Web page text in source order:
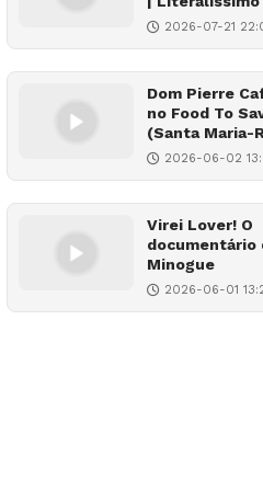
2026-07-21
Dom Pierre
no Food To
(Santa Maria-
2026-06-02
Virei Lover! O
documentário
Minogue
2026-06-01